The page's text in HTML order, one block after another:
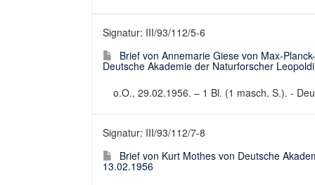
Signatur: III/93/112/5-6
Brief von Annemarie Giese von Max-
Deutsche Akademie der Naturforscher
o.O., 29.02.1956. – 1 Bl. (1 masch. S.). -
Signatur: III/93/112/7-8
Brief von Kurt Mothes von Deutsche
13.02.1956